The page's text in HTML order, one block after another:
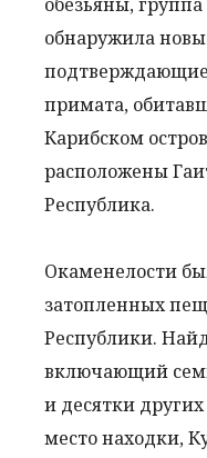
обнаружила
примата,
Карибском
расположены
Республика.
Окаменелости
затопленных
Республики.
включающий
и десятки
место находки,